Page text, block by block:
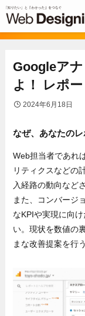
Googleア
よ！ レポ
2024年6月18日
なぜ、あなたの
Web担当者であれ
リティクスなどの
入経路の動向など
また、コンバージ
なKPIや実現に向
い。現状を数値の
まな改善提案を行